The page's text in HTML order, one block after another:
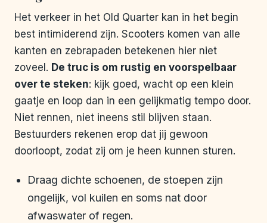
Het verkeer in het Old Quarter kan in het begin
best intimiderend zijn. Scooters komen van alle
kanten en zebrapaden betekenen hier niet
zoveel. De truc is om rustig en voorspelbaar
over te steken: kijk goed, wacht op een klein
gaatje en loop dan in een gelijkmatig tempo door.
Niet rennen, niet ineens stil blijven staan.
Bestuurders rekenen erop dat jij gewoon
doorloopt, zodat zij om je heen kunnen sturen.
Draag dichte schoenen, de stoepen zijn
ongelijk, vol kuilen en soms nat door
afwaswater of regen.